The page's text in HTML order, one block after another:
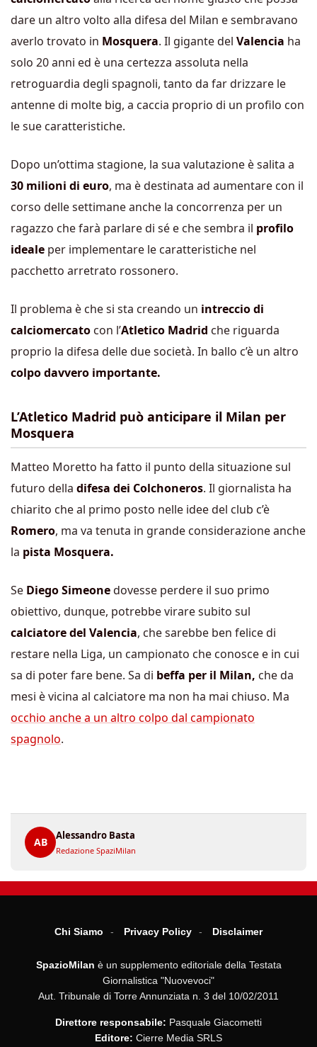
dare un altro volto alla difesa del Milan e sembravano
averlo trovato in Mosquera. Il gigante del Valencia ha
solo 20 anni ed è una certezza assoluta nella
retroguardia degli spagnoli, tanto da far drizzare le
antenne di molte big, a caccia proprio di un profilo con
le sue caratteristiche.
Dopo un’ottima stagione, la sua valutazione è salita a
30 milioni di euro, ma è destinata ad aumentare con il
corso delle settimane anche la concorrenza per un
ragazzo che farà parlare di sé e che sembra il profilo
ideale per implementare le caratteristiche nel
pacchetto arretrato rossonero.
Il problema è che si sta creando un intreccio di
calciomercato con l’Atletico Madrid che riguarda
proprio la difesa delle due società. In ballo c’è un altro
colpo davvero importante.
L’Atletico Madrid può anticipare il Milan per
Mosquera
Matteo Moretto ha fatto il punto della situazione sul
futuro della difesa dei Colchoneros. Il giornalista ha
chiarito che al primo posto nelle idee del club c’è
Romero, ma va tenuta in grande considerazione anche
la pista Mosquera.
Se Diego Simeonedovesse perdere il suo primo
obiettivo, dunque, potrebbe virare subito sul
calciatore del Valencia, che sarebbe ben felice di
restare nella Liga, un campionato che conosce e in cui
sa di poter fare bene. Sa di beffa per il Milan, che da
mesi è vicina al calciatore ma non ha mai chiuso. Ma
occhio anche a un altro colpo dal campionato
spagnolo.
AB
Alessandro Basta
Redazione SpaziMilan
Chi Siamo Privacy Policy Disclaimer
SpazioMilan è un supplemento editoriale della Testata
Giornalistica "Nuovevoci"
Aut. Tribunale di Torre Annunziata n. 3 del 10/02/2011
Direttore responsabile: Pasquale Giacometti
Editore: Cierre Media SRLS